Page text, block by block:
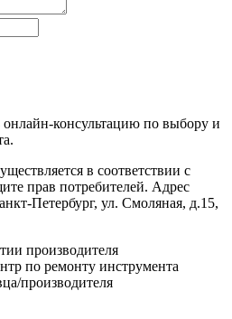
консультацию по выбору и
в соответствии с
прав потребителей. Адрес
Петербург, ул. Смоляная, д.15,
производителя
по ремонту инструмента
производителя